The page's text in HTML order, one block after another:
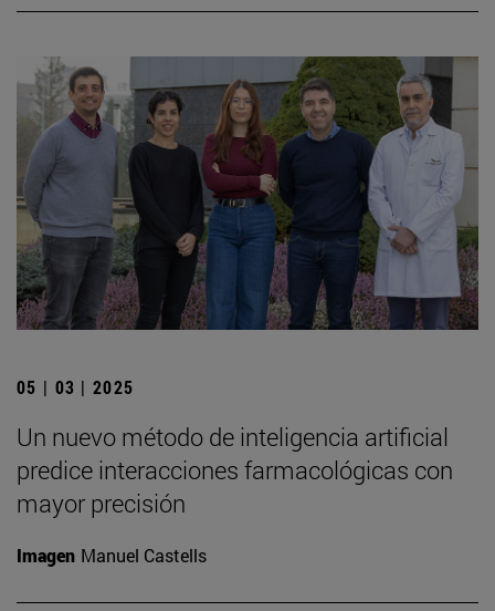
05 | 03 | 2025
Un nuevo método de inteligencia artificial
predice interacciones farmacológicas con
mayor precisión
Imagen Manuel Castells